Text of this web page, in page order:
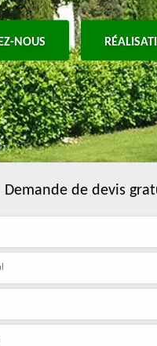
NOUS
Demande de devis